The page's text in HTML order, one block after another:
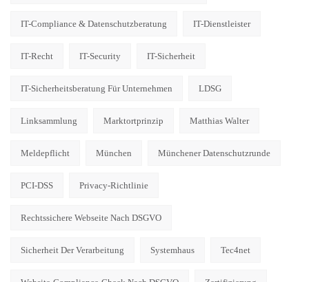
IT-Compliance & Datenschutzberatung IT-Dienstleister
IT-Recht IT-Security IT-Sicherheit
IT-Sicherheitsberatung Für Unternehmen LDSG
Linksammlung Marktortprinzip Matthias Walter
Meldepflicht München Münchener Datenschutzrunde
PCI-DSS Privacy-Richtlinie
Rechtssichere Webseite Nach DSGVO
Sicherheit Der Verarbeitung Systemhaus Tec4net